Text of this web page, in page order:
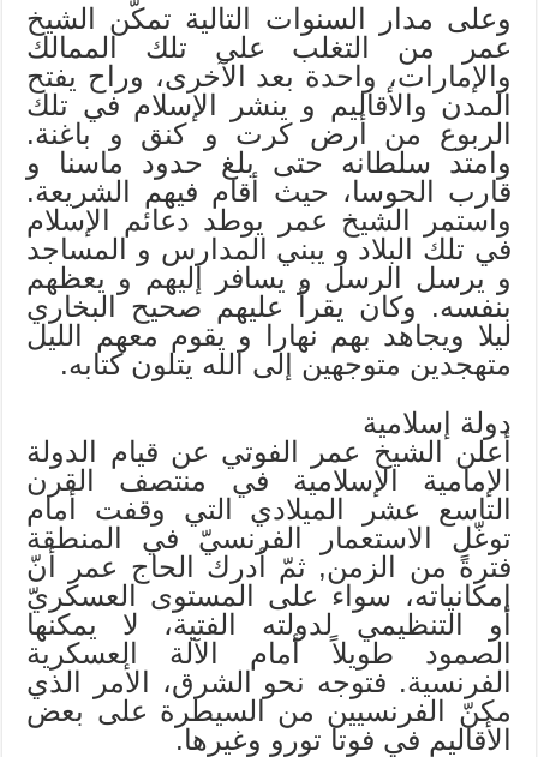
وعلى مدار السنوات التالية تمكّن الشيخ
عمر من التغلب على تلك الممالك
والإمارات، واحدة بعد الآخرى، وراح يفتح
المدن والأقاليم و ينشر الإسلام في تلك
الربوع من أرض كرت و كنق و باغنة.
وامتد سلطانه حتى بلغ حدود ماسنا و
قارب الحوسا، حيث أقام فيهم الشريعة.
واستمر الشيخ عمر يوطد دعائم الإسلام
في تلك البلاد و يبني المدارس و المساجد
و يرسل الرسل و يسافر إليهم و يعظهم
بنفسه. وكان يقرأ عليهم صحيح البخاري
ليلا ويجاهد بهم نهارا و يقوم معهم الليل
متهجدين متوجهين إلى الله يتلون كتابه.
دولة إسلامية
أعلن الشيخ عمر الفوتي عن قيام الدولة
الإمامية الإسلامية في منتصف القرن
التاسع عشر الميلادي التي وقفت أمام
توغّل الاستعمار الفرنسيّ في المنطقة
فترةً من الزمن, ثمّ أدرك الحاج عمر أنّ
إمكانياته، سواء على المستوى العسكريّ
أو التنظيمي لدولته الفتية، لا يمكنها
الصمود طويلاً أمام الآلة العسكرية
الفرنسية. فتوجه نحو الشرق، الأمر الذي
مكنّ الفرنسيين من السيطرة على بعض
الأقاليم في فوتا تورو وغيرها.